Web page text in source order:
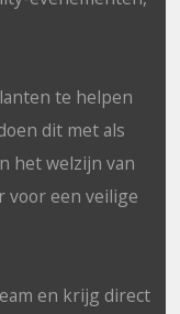
te helpen
dit met als
het welzijn van
voor een veilige
en krijg direct